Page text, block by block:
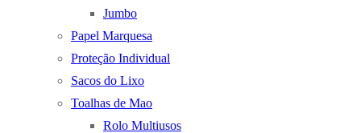
Jumbo
Papel Marquesa
Proteção Individual
Sacos do Lixo
Toalhas de Mao
Rolo Multiusos